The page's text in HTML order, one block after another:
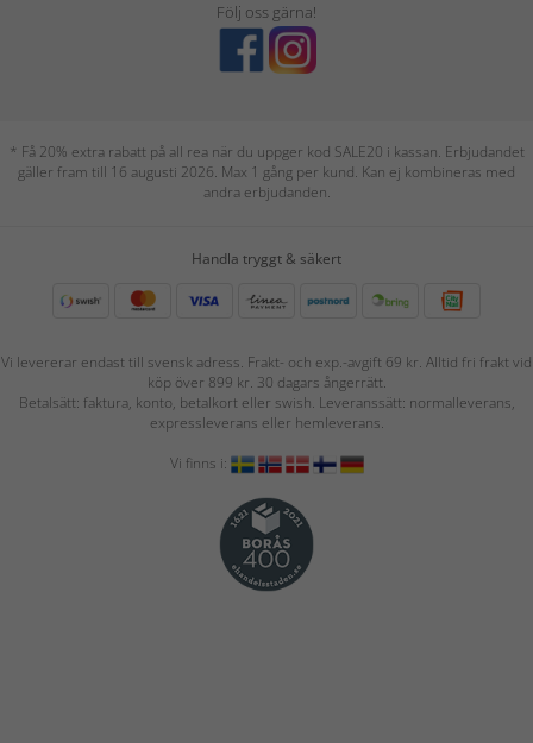
Följ oss gärna!
* Få 20% extra rabatt på all rea när du uppger kod SALE20 i kassan. Erbjudandet
gäller fram till 16 augusti 2026. Max 1 gång per kund. Kan ej kombineras med
andra erbjudanden.
Handla tryggt & säkert
Vi levererar endast till svensk adress. Frakt- och exp.-avgift 69 kr. Alltid fri frakt vid
köp över 899 kr. 30 dagars ångerrätt.
Betalsätt: faktura, konto, betalkort eller swish. Leveranssätt: normalleverans,
expressleverans eller hemleverans.
Vi finns i: